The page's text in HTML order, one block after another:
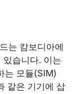
는 캄보디아에
있습니다. 이는
는 모듈(SIM)
같은 기기에 삽